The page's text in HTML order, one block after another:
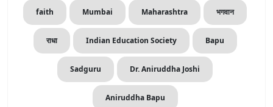
faith Mumbai Maharashtra भगवान
राधा Indian Education Society Bapu
Sadguru Dr. Aniruddha Joshi
Aniruddha Bapu